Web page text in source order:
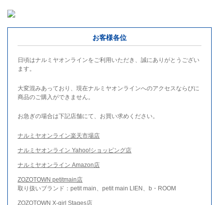
お客様各位
日頃はナルミヤオンラインをご利用いただき、誠にありがとうござい
ます。
大変混みあっており、現在ナルミヤオンラインへのアクセスならびに
商品のご購入ができません。
お急ぎの場合は下記店舗にて、お買い求めください。
ナルミヤオンライン楽天市場店
ナルミヤオンライン Yahoo!ショッピング店
ナルミヤオンライン Amazon店
ZOZOTOWN petitmain店
取り扱いブランド：petit main、petit main LIEN、b・ROOM
ZOZOTOWN X-girl Stages店